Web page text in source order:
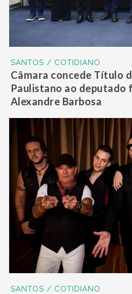
SANTOS / COTIDIANO
Câmara concede Título
Paulistano ao deputado
Alexandre Barbosa
SANTOS / COTIDIANO